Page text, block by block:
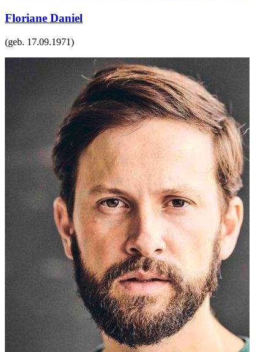
Floriane Daniel
(geb. 17.09.1971)